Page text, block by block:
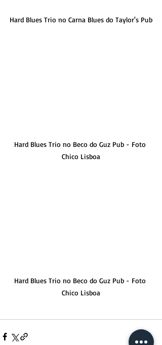
Hard Blues Trio no Carna Blues do Taylor's Pub
Hard Blues Trio no Beco do Guz Pub - Foto
Chico Lisboa
Hard Blues Trio no Beco do Guz Pub - Foto
Chico Lisboa